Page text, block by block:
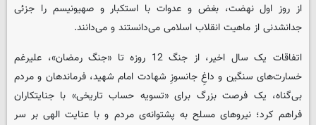
از روز اول نهضت، بغض و عدوات با استکبار و صهیونیسم را جزئی
جدانشدنی از ماهیت انقلاب اسلامی می‌دانستند و می‌دانند.
اتفاقات یک سال اخیر، از جنگ 12 روزه تا «جنگ رمضان»، علیرغم
خسارت‌های سنگین و داغِ جانسوزِ شهادت امام شهید، فرماندهان و مردم
بی‌گناه، یک فرصت بزرگ برای «تسویه حساب تاریخی» با جنایتکاران
فراهم کرد؛ نیروهای مسلح به پشتوانه‌ی مردم و با عنایت الهی بر سر